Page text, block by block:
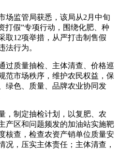
监管局获悉，该局从2月中旬
打假”专项行动，围绕化肥、种
取12项举措，从严打击制售假
法行为。
质量抽检、主体清查、价格巡
范市场秩序，维护农民权益，保
绿色、质量、品牌农业协同发
制定抽检计划，以复肥、农
产区和问题频发的加油站实施靶
核查，检查农资产销单位质量安
况，压实主体责任；主体清查，